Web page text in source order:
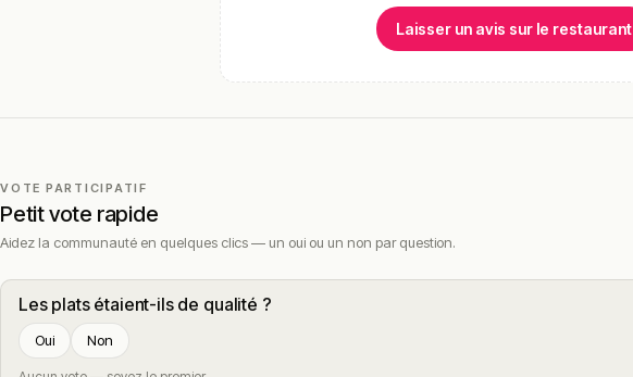
Laisser un avis sur le restaurant
VOTE PARTICIPATIF
Petit vote rapide
Aidez la communauté en quelques clics — un oui ou un non par question.
Les plats étaient-ils de qualité ?
Oui Non